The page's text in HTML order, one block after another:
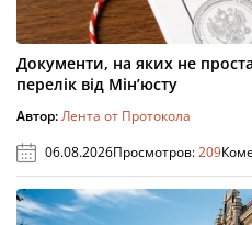
Документи, на яких не
перелік від Мін’юсту
Автор:Лента от Протокола
06.08.2026Просмотров:209